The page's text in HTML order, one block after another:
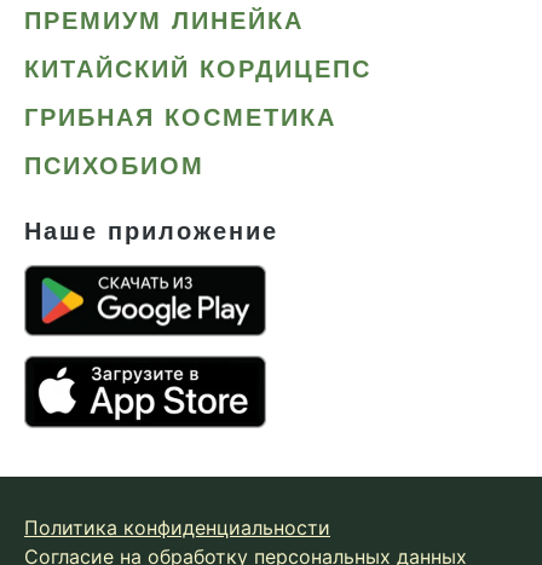
ПРЕМИУМ ЛИНЕЙКА
КИТАЙСКИЙ КОРДИЦЕПС
ГРИБНАЯ КОСМЕТИКА
ПСИХОБИОМ
Наше приложение
Политика конфиденциальности
Согласие на обработку персональных данных